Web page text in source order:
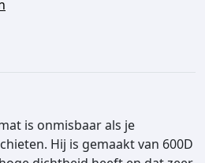
is onmisbaar als je
Hij is gemaakt van 600D